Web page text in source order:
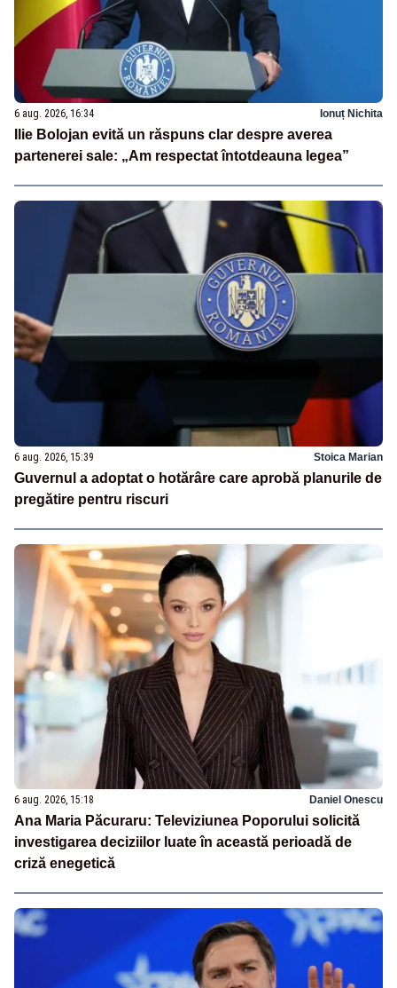
6 aug. 2026, 16:34 Ionuț Nichita
Ilie Bolojan evită un răspuns clar despre averea
partenerei sale: „Am respectat întotdeauna legea”
6 aug. 2026, 15:39 Stoica Marian
Guvernul a adoptat o hotărâre care aprobă planurile de
pregătire pentru riscuri
6 aug. 2026, 15:18 Daniel Onescu
Ana Maria Păcuraru: Televiziunea Poporului solicită
investigarea deciziilor luate în această perioadă de
criză enegetică